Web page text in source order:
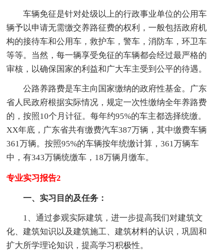
车辆免征是针对处级以上的行政事业单位的公用车
辆予以申请无需缴交养路征费的权利，一般包括政府机
构的接待车和公用车，救护车，警车，消防车，环卫车
等等。当然，每一辆享受免征的车辆都会经过最严格的
审核，以确保国家的利益和广大车主受到公平的待遇。
公路养路费是车主向国家缴纳的政府性基金。广东
省人民政府根据实际情况，规定一次性缴纳全年养路费
的，按照10个月计征。每年约95%的车主都选择统缴。
XX年底，广东省共有缴费汽车387万辆，其中缴费车辆
361万辆。按照95%的车辆按年统缴计算，361万辆车
中，有343万辆统缴车，18万辆月缴车。
专业实习报告2
一、实习目的及任务：
1、通过参观实际建筑，进一步提高我们对建筑文
化、建筑知识以及建筑施工、建筑材料的认识，巩固和
扩大所学理论知识，提高学习积极性。